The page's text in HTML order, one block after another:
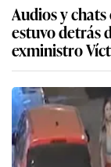
Audios y
estuvo detrás
exministro